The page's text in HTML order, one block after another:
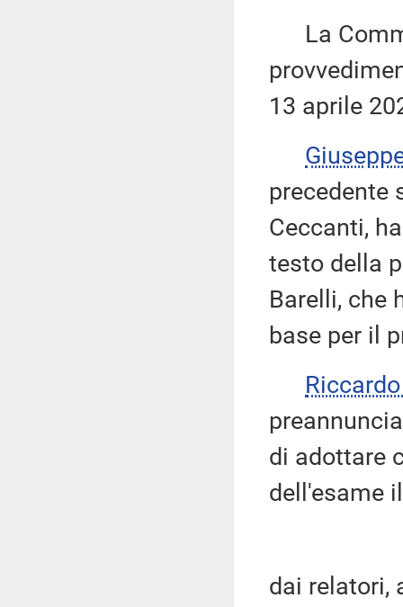
La
13 aprile
precedente
Ceccanti,
testo della
Barelli, che
base per il
di adottare
dell'esame
dai relatori,